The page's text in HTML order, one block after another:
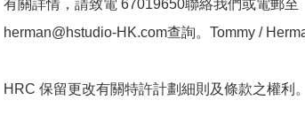
herman@hstudio-HK.com查詢。Tommy /
HRC 保留更改有關特許計劃細則及條款之權利。